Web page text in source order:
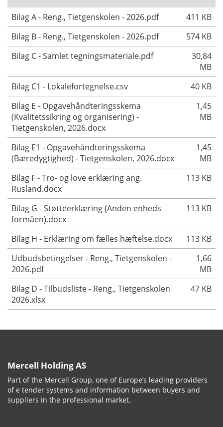
Bilag A - Reng., Tietgenskolen - 2026.pdf
411 KB
Bilag B - Reng., Tietgenskolen - 2026.pdf
574 KB
Bilag C - Samlet tegningsmateriale.pdf
30,84
MB
Bilag C1 - Lokalefortegnelse.csv
40 KB
Bilag E - Opgavehåndteringsskema
(Kvalitetssikring og organisering) -
Tietgenskolen, 2026.docx
1,45
MB
Bilag E1 - Opgavehåndteringsskema
(Bæredygtighed) - Tietgenskolen, 2026.docx
1,45
MB
Bilag F - Tro- og love erklæring ang.
Rusland.docx
113 KB
Bilag G - Støtteerklæring (Anden enheds
formåen).docx
113 KB
Bilag H - Erklæring om fælles hæftelse.docx
113 KB
Udbudsbetingelser - Reng., Tietgenskolen -
2026.pdf
1,66
MB
Bilag D - Tilbudsliste - Reng., Tietgenskolen
2026.xlsx
47 KB
Mercell Holding AS
Part of the Mercell Group, one of Europe’s leading providers
of e tender systems and information between buyers and
suppliers in the professional market.